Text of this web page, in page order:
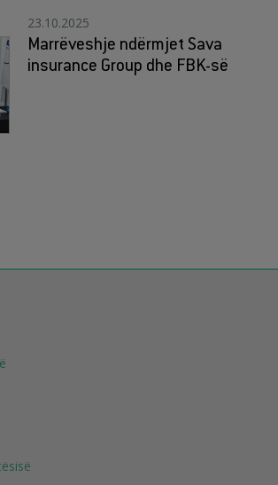
23.10.2025
Marrëveshje ndërmjet Sava
insurance Group dhe FBK-së